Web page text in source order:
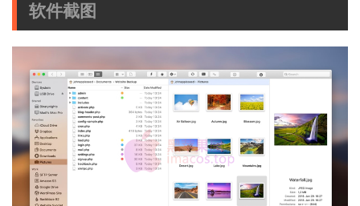
软件截图